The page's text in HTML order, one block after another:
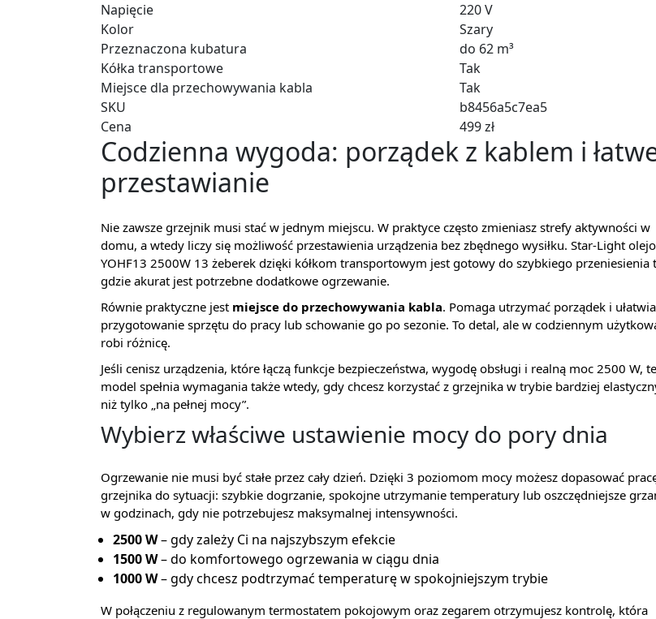
Napięcie
220 V
Kolor
Szary
Przeznaczona kubatura
do 62 m³
Kółka transportowe
Tak
Miejsce dla przechowywania kabla
Tak
SKU
b8456a5c7ea5
Cena
499 zł
Codzienna wygoda: porządek z kablem i
przestawianie
Nie zawsze grzejnik musi stać w jednym miejscu. W praktyce często zmieniasz strefy aktywności w
domu, a wtedy liczy się możliwość przestawienia urządzenia bez zbędnego wysiłku. Star-Light
YOHF13 2500W 13 żeberek dzięki kółkom transportowym jest gotowy do szybkiego przeniesienia
gdzie akurat jest potrzebne dodatkowe ogrzewanie.
Równie praktyczne jest miejsce do przechowywania kabla. Pomaga utrzymać porządek i ułatwia
przygotowanie sprzętu do pracy lub schowanie go po sezonie. To detal, ale w codziennym
robi różnicę.
Jeśli cenisz urządzenia, które łączą funkcje bezpieczeństwa, wygodę obsługi i realną moc 2500 W,
model spełnia wymagania także wtedy, gdy chcesz korzystać z grzejnika w trybie bardziej
niż tylko „na pełnej mocy”.
Wybierz właściwe ustawienie mocy do pory dnia
Ogrzewanie nie musi być stałe przez cały dzień. Dzięki 3 poziomom mocy możesz dopasować
grzejnika do sytuacji: szybkie dogrzanie, spokojne utrzymanie temperatury lub oszczędniejsze
w godzinach, gdy nie potrzebujesz maksymalnej intensywności.
2500 W– gdy zależy Ci na najszybszym efekcie
1500 W– do komfortowego ogrzewania w ciągu dnia
1000 W– gdy chcesz podtrzymać temperaturę w spokojniejszym trybie
W połączeniu z regulowanym termostatem pokojowym oraz zegarem otrzymujesz kontrolę, która